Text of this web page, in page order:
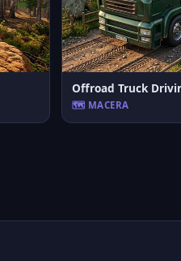
Offroad Truck
🗺️ MACERA